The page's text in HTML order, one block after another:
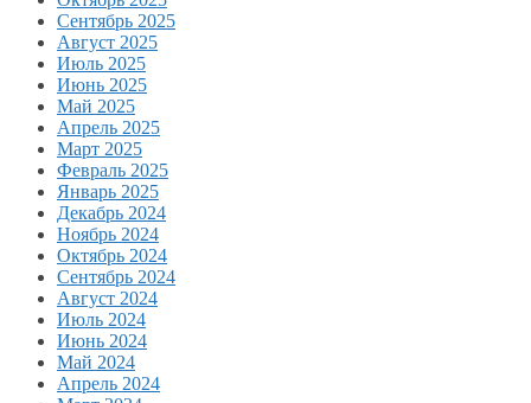
Сентябрь 2025
Август 2025
Июль 2025
Июнь 2025
Май 2025
Апрель 2025
Март 2025
Февраль 2025
Январь 2025
Декабрь 2024
Ноябрь 2024
Октябрь 2024
Сентябрь 2024
Август 2024
Июль 2024
Июнь 2024
Май 2024
Апрель 2024